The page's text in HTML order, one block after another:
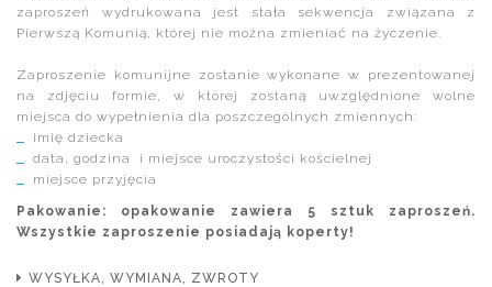
zaproszeń wydrukowana jest stała sekwencja związana z
Pierwszą Komunią, której nie można zmieniać na życzenie.
Zaproszenie komunijne zostanie wykonane w prezentowanej
na zdjęciu formie, w której zostaną uwzględnione wolne
miejsca do wypełnienia dla poszczególnych zmiennych:
imię dziecka
data, godzina i miejsce uroczystości kościelnej
miejsce przyjęcia
Pakowanie: opakowanie zawiera 5 sztuk zaproszeń.
Wszystkie zaproszenie posiadają koperty!
WYSYŁKA, WYMIANA, ZWROTY